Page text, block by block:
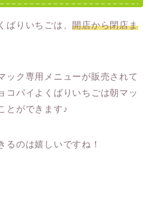
ばりいちごは、開店から閉店ま
ック専用メニューが販売されて
コパイよくばりいちごは朝マッ
とができます♪
るのは嬉しいですね！